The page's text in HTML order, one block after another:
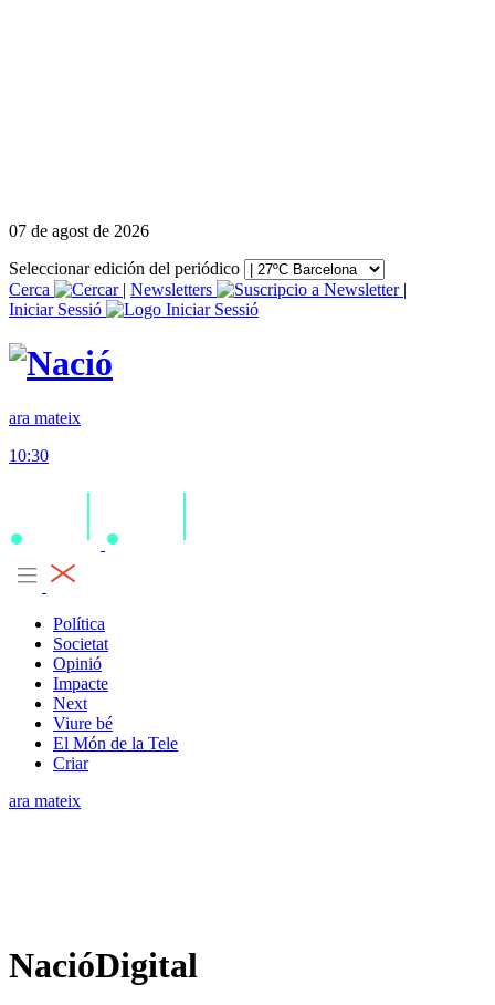
07 de agost de 2026
Seleccionar edición del periódico
Cerca
| Newsletters
|
Iniciar Sessió
ara mateix
10:30
Política
Societat
Opinió
Impacte
Next
Viure bé
El Món de la Tele
Criar
ara mateix
NacióDigital